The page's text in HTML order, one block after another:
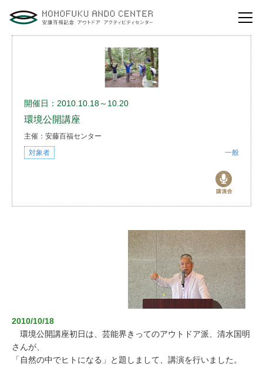
自然体験活動とは？
安藤百福センターの役割とビジョン
研修・講演
体験イベント
開催日：2010.10.18～10.20
環境公開講座
主催：安藤百福センター
対象者
一般
2010/10/18
環境公開講座初日は、芸能界きってのアウトドア派、清水国明
さんが、
「自然の中でヒトになる」
と題しまして、講演を行いました。